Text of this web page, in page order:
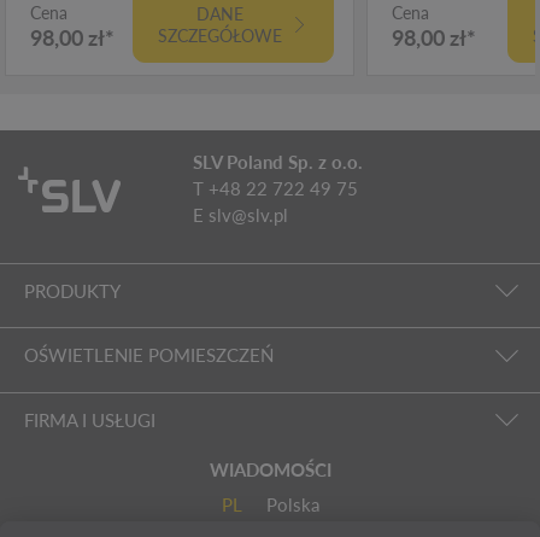
Cena
98,00 zł*
DANE
SZCZEGÓŁOWE
Cena
98,00 zł*
SLV Poland Sp. z o.o.
T +48 22 722 49 75
E slv@slv.pl
PRODUKTY
OŚWIETLENIE POMIESZCZEŃ
FIRMA I USŁUGI
WIADOMOŚCI
PL
Polska